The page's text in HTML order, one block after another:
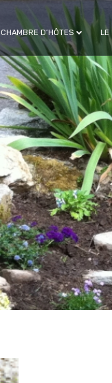
CHAMBRE D’HÔTES LE